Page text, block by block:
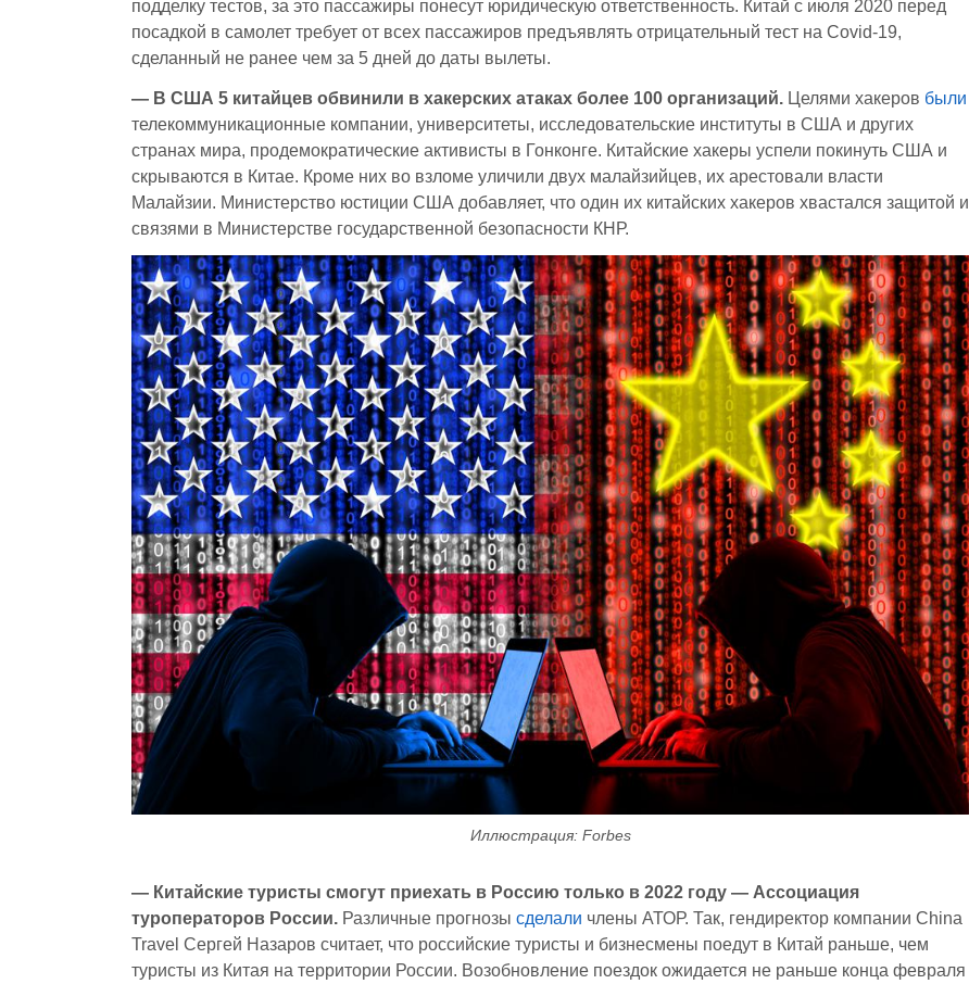
подделку тестов, за это пассажиры понесут юридическую ответственность. Китай с июля 2020 перед
посадкой в самолет требует от всех пассажиров предъявлять отрицательный тест на Covid-19,
сделанный не ранее чем за 5 дней до даты вылеты.
— В США 5 китайцев обвинили в хакерских атаках более 100 организаций. Целями хакеров были
телекоммуникационные компании, университеты, исследовательские институты в США и других
странах мира, продемократические активисты в Гонконге. Китайские хакеры успели покинуть США и
скрываются в Китае. Кроме них во взломе уличили двух малайзийцев, их арестовали власти
Малайзии. Министерство юстиции США добавляет, что один их китайских хакеров хвастался защитой и
связями в Министерстве государственной безопасности КНР.
Иллюстрация: Forbes
— Китайские туристы смогут приехать в Россию только в 2022 году — Ассоциация
туроператоров России. Различные прогнозы сделали члены АТОР. Так, гендиректор компании China
Travel Сергей Назаров считает, что российские туристы и бизнесмены поедут в Китай раньше, чем
туристы из Китая на территории России. Возобновление поездок ожидается не раньше конца февраля